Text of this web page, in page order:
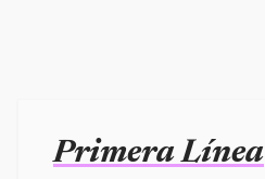
Primera Línea